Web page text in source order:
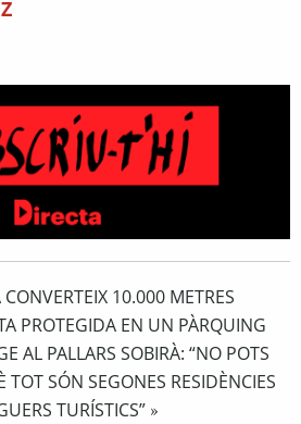
10.000 METRES
PROTEGIDA EN UN PÀRQUING
AL PALLARS SOBIRÀ: “NO POTS
TOT SÓN SEGONES RESIDÈNCIES
TURÍSTICS” »